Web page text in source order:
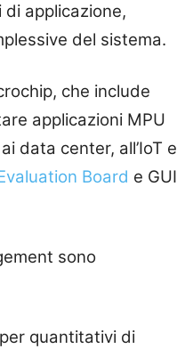
applicazione,
del sistema.
che include
applicazioni MPU
data center, all’IoT e
Board e GUI
sono
quantitativi di